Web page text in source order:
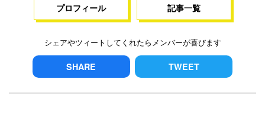
プロフィール 記事一覧
シェアやツィートしてくれたらメンバーが喜びます
SHARE TWEET